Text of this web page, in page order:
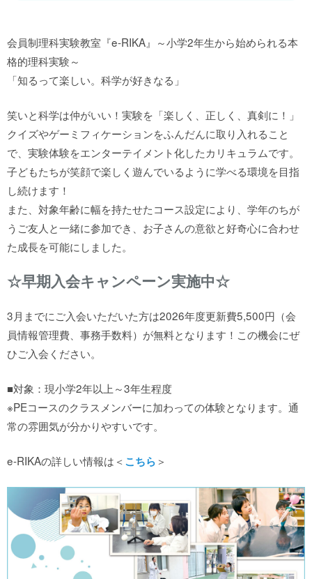
SNS
お問い合わせ
個人情報保護方針
サイトポリシー
ソーシャルメディアポリシー
会員制理科実験教室『e-RIKA』～小学2年生から始められる本
格的理科実験～
「知るって楽しい。科学が好きなる」
笑いと科学は仲がいい！実験を「楽しく、正しく、真剣に！」
クイズやゲーミフィケーションをふんだんに取り入れること
で、実験体験をエンターテイメント化したカリキュラムです。
子どもたちが笑顔で楽しく遊んでいるように学べる環境を目指
し続けます！
また、対象年齢に幅を持たせたコース設定により、学年のちが
うご友人と一緒に参加でき、お子さんの意欲と好奇心に合わせ
た成長を可能にしました。
☆早期入会キャンペーン実施中☆
3月までにご入会いただいた方は2026年度更新費5,500円（会
員情報管理費、事務手数料）が無料となります！この機会にぜ
ひご入会ください。
■対象：現小学2年以上～3年生程度
※PEコースのクラスメンバーに加わっての体験となります。通
常の雰囲気が分かりやすいです。
e-RIKAの詳しい情報は＜こちら＞